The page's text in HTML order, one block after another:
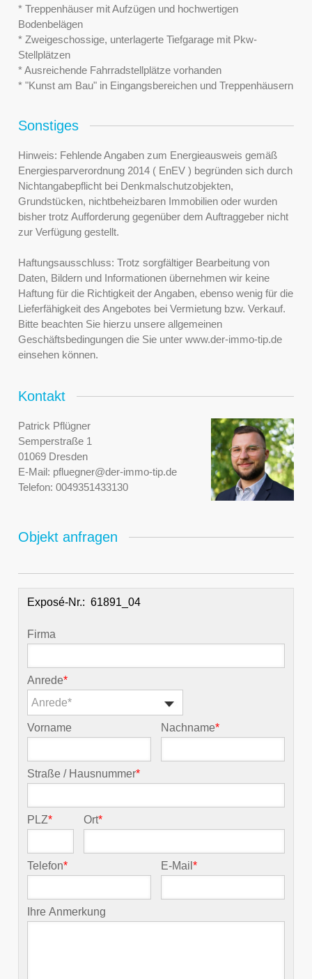
* Treppenhäuser mit Aufzügen und hochwertigen
Bodenbelägen
* Zweigeschossige, unterlagerte Tiefgarage mit Pkw-
Stellplätzen
* Ausreichende Fahrradstellplätze vorhanden
* "Kunst am Bau" in Eingangsbereichen und Treppenhäusern
Sonstiges
Hinweis: Fehlende Angaben zum Energieausweis gemäß
Energiesparverordnung 2014 ( EnEV ) begründen sich durch
Nichtangabepflicht bei Denkmalschutzobjekten,
Grundstücken, nichtbeheizbaren Immobilien oder wurden
bisher trotz Aufforderung gegenüber dem Auftraggeber nicht
zur Verfügung gestellt.
Haftungsausschluss: Trotz sorgfältiger Bearbeitung von
Daten, Bildern und Informationen übernehmen wir keine
Haftung für die Richtigkeit der Angaben, ebenso wenig für die
Lieferfähigkeit des Angebotes bei Vermietung bzw. Verkauf.
Bitte beachten Sie hierzu unsere allgemeinen
Geschäftsbedingungen die Sie unter www.der-immo-tip.de
einsehen können.
Kontakt
Patrick Pflügner
Semperstraße 1
01069 Dresden
E-Mail: pfluegner@der-immo-tip.de
Telefon: 0049351433130
Objekt anfragen
Exposé-Nr.:
Firma
Anrede*
Anrede*
Vorname Nachname*
Straße / Hausnummer*
PLZ* Ort*
Telefon* E-Mail*
Ihre Anmerkung